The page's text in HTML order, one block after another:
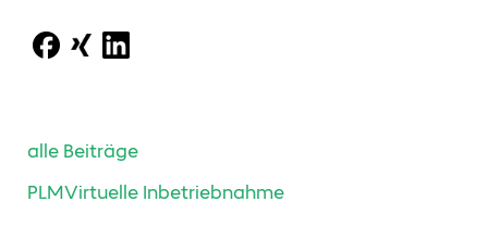
alle Beiträge
PLMVirtuelle Inbetriebnahme